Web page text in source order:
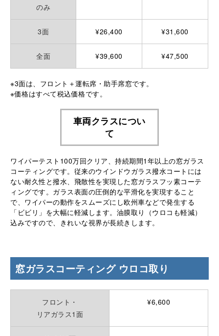
のみ
3面 ¥26,400 ¥31,600
全面 ¥39,600 ¥47,500
※3面は、フロント＋運転席・助⼿席窓です。
※価格はすべて税込価格です。
車両クラスについ
て
ワイパーテスト100万回クリア、持続期間1年以上の窓ガラス
コーティングです。従来のウインドウガラス撥水コートには
ない耐久性と撥水、飛散性を実現した窓ガラスフッ素コーテ
ィングです。ガラス表面の圧倒的な平滑化を実現すること
で、ワイパーの動作をスムーズにし欧州⾞などで発生する
「ビビリ」を⼤幅に軽減します。油膜取り（ウロコも軽減）
込みですので、きれいな視界が⻑続きします。
窓ガラスコーティング ウロコ取り
フロント・
リアガラス1面
¥6,600